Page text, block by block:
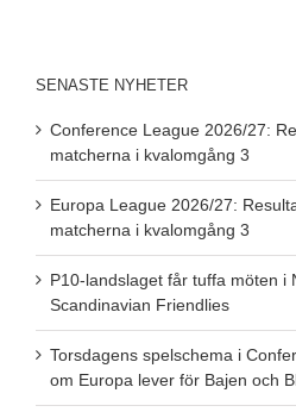
SENASTE NYHETER
Conference League 2026/27:
matcherna i kvalomgång 3
Europa League 2026/27:
matcherna i kvalomgång 3
P10-landslaget får tuffa möten i
Scandinavian Friendlies
Torsdagens spelschema i
om Europa lever för Bajen och